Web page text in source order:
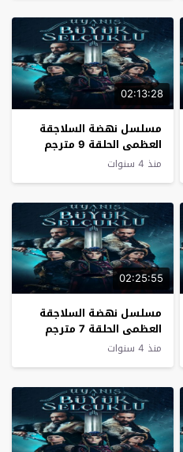
02:13:28
مسلسل نهضة السلاجقة
العظمى الحلقة 9 مترجم
منذ 4 سنوات
02:25:55
مسلسل نهضة السلاجقة
العظمى الحلقة 7 مترجم
منذ 4 سنوات